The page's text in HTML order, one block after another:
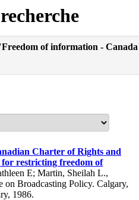
of information -
Charter of Rights and
restricting freedom of
E; Martin, Sheilah L.,
on Broadcasting Policy. Calgary,
1986.